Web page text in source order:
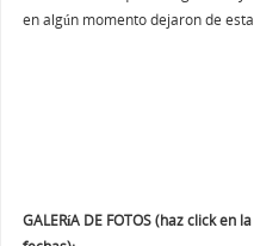
en algún momento dejaron de
GALERíA DE FOTOS (haz click